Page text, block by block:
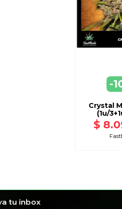
-
A
Crystal
(1u/
$
tu inbox